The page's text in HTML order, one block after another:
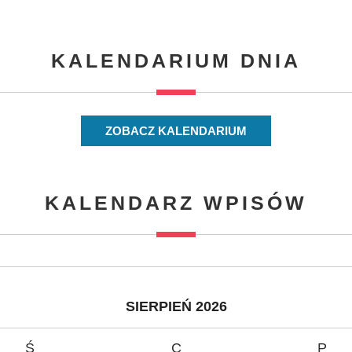
KALENDARIUM DNIA
ZOBACZ KALENDARIUM
KALENDARZ WPISÓW
SIERPIEŃ 2026
Ś C P